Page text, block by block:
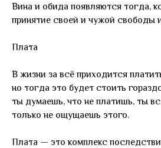
Вина и обида появляются тогда,
принятие своей и чужой свободы
Плата
В жизни за всё приходится
но тогда это будет стоить
ты думаешь, что не платишь, ты
только не ощущаешь этого.
Плата — это комплекс